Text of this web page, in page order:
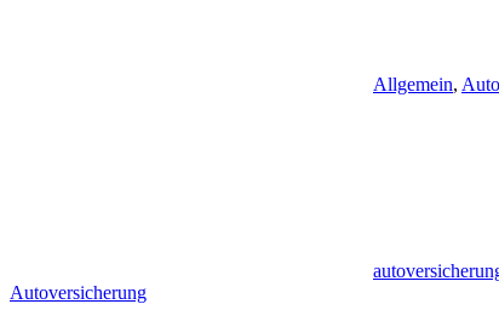
Allgemein,
Autoversicherung